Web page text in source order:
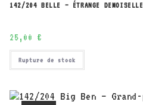
142/204 BELLE – ÉTRANGE DEMOISELLE
25,00 €
Rupture de stock